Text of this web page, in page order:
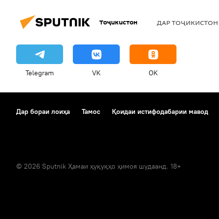
Тоҷикистон ДАР ТОҶИКИСТОН
Telegram VK OK
Дар бораи лоиҳа Тамос Қоидаи истифодабарии мавод
© 2026 Sputnik Ҳамаи ҳуқуқҳо ҳимоя шудаанд. 18+